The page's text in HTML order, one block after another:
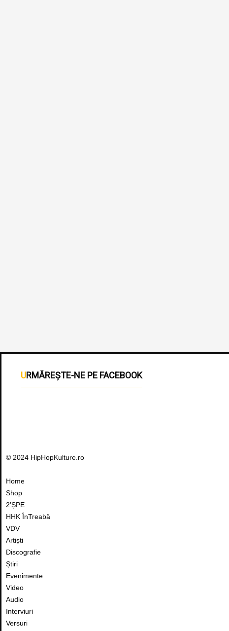
URMĂREȘTE-NE PE FACEBOOK
© 2024 HipHopKulture.ro
Home
Shop
2’ȘPE
HHK ÎnTreabă
VDV
Artiști
Discografie
Știri
Evenimente
Video
Audio
Interviuri
Versuri